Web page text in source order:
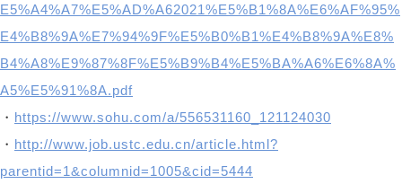
E5%A4%A7%E5%AD%A62021%E5%B1%8A%E6%AF%95%
E4%B8%9A%E7%94%9F%E5%B0%B1%E4%B8%9A%E8%
B4%A8%E9%87%8F%E5%B9%B4%E5%BA%A6%E6%8A%
A5%E5%91%8A.pdf
・ https://www.sohu.com/a/556531160_121124030
・ http://www.job.ustc.edu.cn/article.html?
parentid=1&columnid=1005&cid=5444